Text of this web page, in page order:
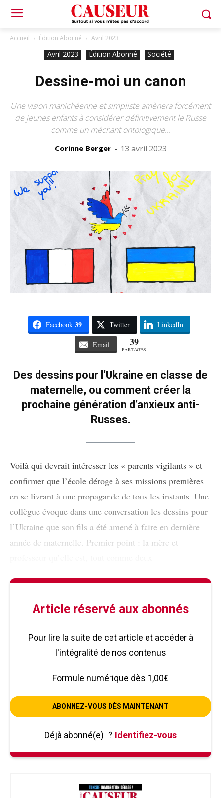
Accueil Édition Abonné Avril 2023
Avril 2023 Édition Abonné Société
Dessine-moi un canon
Une vision manichéenne et simpliste amènera forcément
de jeunes enfants à considérer définitivement le Russe
comme un méchant ontologique...
Corinne Berger - 13 avril 2023
Facebook 39 Twitter LinkedIn
Email 39
PARTAGES
Des dessins pour l’Ukraine en classe de
maternelle, ou comment créer la
prochaine génération d’anxieux anti-
Russes.
Voilà qui devrait intéresser les « parents vigilants » et
confirmer que l’école déroge à ses missions premières
en se livrant à une propagande de tous les instants. Une
collègue évoque dans une conversation les dessins pour
l’Ukraine que son fils a été amené à faire en dernière
année de maternelle. Premier point : la mère et
Article réservé aux abonnés
Pour lire la suite de cet article et accéder à
l'intégralité de nos contenus
Formule numérique dès 1,00€
ABONNEZ-VOUS DÈS MAINTENANT
Déjà abonné(e) ? Identifiez-vous